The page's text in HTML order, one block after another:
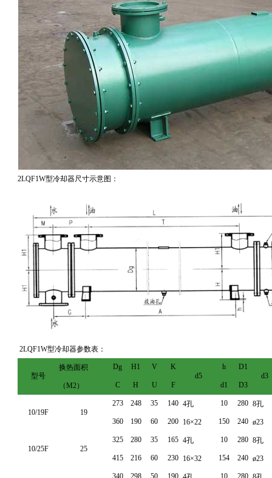
2LQF1W型冷却器尺寸示意图：
2LQF1W型冷却器参数表：
型号
换热面积
（M2）
Dg H1 V
K
d5
h
D1
d3
C
H U F d1 D3
10/19F 19
273 248 35 140 4孔
16×22
10 280 8孔
ø23
360 190 60 200 150 240
10/25F 25
325 280 35 165 4孔
16×32
10 280 8孔
ø23
415 216 60 230 154 240
340 298 50 190 10 280